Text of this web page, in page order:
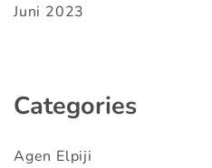
Juni 2023
Categories
Agen Elpiji